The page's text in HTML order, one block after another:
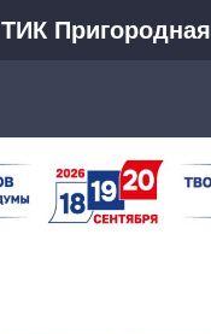
ТИК Пригородная